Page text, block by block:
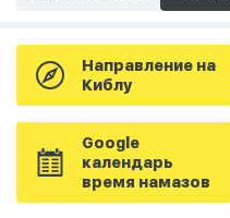
Направление на
Киблу
Google
календарь
время намазов